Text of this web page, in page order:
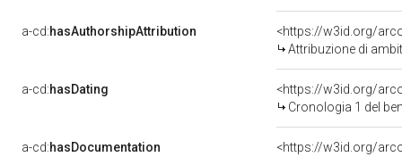
a-cd:hasAuthorshipAttribution
<https://w3id.org/
Attribuzione di
a-cd:hasDating
<https://w3id.org/
Cronologia 1 del
a-cd:hasDocumentation